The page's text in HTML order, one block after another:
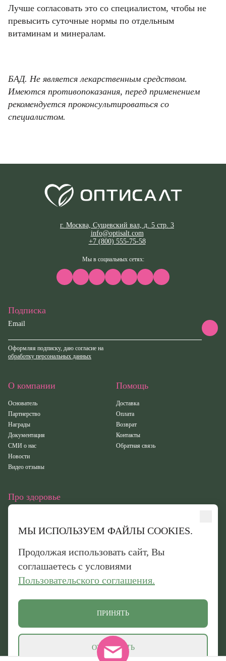
Лучше согласовать это со специалистом, чтобы не
превысить суточные нормы по отдельным
витаминам и минералам.
БАД. Не является лекарственным средством.
Имеются противопоказания, перед применением
рекомендуется проконсультироваться со
специалистом.
МЫ ИСПОЛЬЗУЕМ ФАЙЛЫ COOKIES.
Продолжая использовать сайт, Вы
соглашаетесь с условиями
Пользовательского соглашения.
ПРИНЯТЬ
ОТКЛОНИТЬ
г. Москва, Сущевский вал, д. 5 стр. 3
info@optisalt.com
+7 (800) 555-75-58
Мы в социальных сетях:
Подписка
Email
Оформляя подписку, даю согласие на
обработку персональных данных
О компании
Основатель
Партнерство
Награды
Документация
СМИ о нас
Новости
Видео отзывы
Помощь
Доставка
Оплата
Возврат
Контакты
Обратная связь
Про здоровье
Здоровье
Иридотест
Обработка персональных данных
Политика конфиденциальности
© 2026 «Оптисалт». Все права защищены. Официальный сайт производителя
натуральных препаратов